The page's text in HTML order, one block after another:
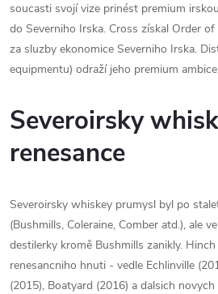
soucasti svojí vize prinést premium
do Severniho Irska. Cross získal Order
za sluzby ekonomice Severniho Irska.
equipmentu) odraží jeho premium
Severoirsky
renesance
Severoirsky whiskey prumysl byl po
(Bushmills, Coleraine, Comber atd.), ale
destilerky kromě Bushmills zanikly.
renesancniho hnuti - vedle Echlinville
(2015), Boatyard (2016) a dalsich